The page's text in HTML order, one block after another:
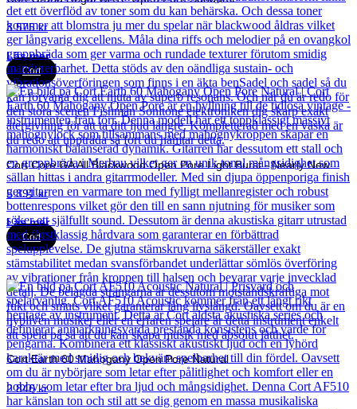
3 575kr
Läs mer
Cort
Cort Core GA All Blackwood Open Pore Light Burst - Nearly New
5 891kr
Läs mer
Cort
Cort Earth 60 Mahogany Open Pore Natural
2 846kr